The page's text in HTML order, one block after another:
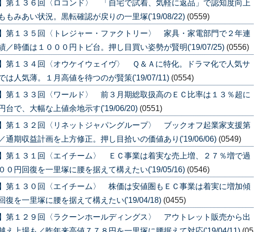
第１３６回〈ロコンド〉 「自宅で試着、気軽に返品」で認知度向上
もみあい状況。黒転確認が戻りの一里塚('19/08/22) (0559)
第１３５回〈トレジャー・ファクトリー〉 家具・家電部門で２年連
／時価は１０００円トビ台。押し目買い姿勢が賢明('19/07/25) (0556)
第１３４回〈オウケイウェイヴ〉 Ｑ＆Ａに特化。ドラマ化で人気サ
は人気薄。１月高値を待つのが賢策('19/07/11) (0554)
第１３３回〈ワールド〉 前３月期総取扱高のＥＣ比率は１３％超に
台で、大幅な上値余地示す('19/06/20) (0551)
第１３２回〈リネットジャパングループ〉 ブックオフ起業家支援第
通期収益計画を上方修正。押し目拾いの価値あり('19/06/06) (0549)
第１３１回〈エイチーム〉 ＥＣ事業は着実な売上増、２７％増で過
０円回復を一里塚に腰を据えて構えたい('19/05/16) (0546)
第１３０回〈エイチーム〉 株価は安値圏もＥＣ事業は着実に増加傾
復を一里塚に腰を据えて構えたい('19/04/18) (0455)
第１２９回〈ラクーンホールディングス〉 アウトレット販売から出